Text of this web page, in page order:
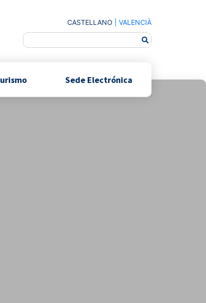
CASTELLANO VALENCIÀ
Sede Electrónica